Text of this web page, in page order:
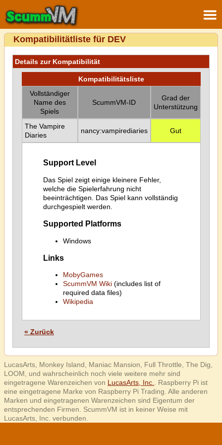
Kompatibilitätliste für DEV
Details zur Kompatibilität
Kompatibilitätsliste
Vollständiger
Name des
Spiels
ScummVM-ID
Grad der
Unterstützung
The Vampire
Diaries
nancy:vampirediaries Gut
Support Level
Das Spiel zeigt einige kleinere Fehler,
welche die Spielerfahrung nicht
beeinträchtigen. Das Spiel kann vollständig
durchgespielt werden.
Supported Platforms
Windows
Links
MobyGames
ScummVM Wiki(includes list of
required data files)
Wikipedia
« Zurück
LucasArts, Monkey Island, Maniac Mansion, Full Throttle, The Dig,
LOOM, und wahrscheinlich noch viele weitere mehr sind
eingetragene Warenzeichen von LucasArts, Inc.
. Raspberry Pi ist
eine eingetragene Marke von Raspberry Pi Trading. Alle anderen
Marken und eingetragenen Warenzeichen sind Eigentum der
entsprechenden Firmen. ScummVM ist in keiner Weise mit
LucasArts, Inc. verbunden.